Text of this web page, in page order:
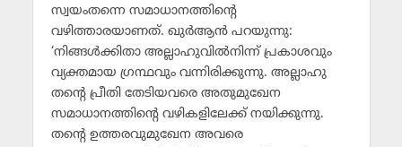
സ്വയംതന്നെ സമാധാനത്തിന്റെ
വഴിത്താരയാണത്. ഖുര്‍ആന്‍ പറയുന്നു:
‘നിങ്ങള്‍ക്കിതാ അല്ലാഹുവില്‍നിന്ന് പ്രകാശവും
വ്യക്തമായ ഗ്രന്ഥവും വന്നിരിക്കുന്നു. അല്ലാഹു
തന്റെ പ്രീതി തേടിയവരെ അതുമുഖേന
സമാധാനത്തിന്റെ വഴികളിലേക്ക് നയിക്കുന്നു.
തന്റെ ഉത്തരവുമുഖേന അവരെ